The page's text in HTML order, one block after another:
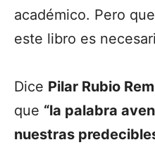
académico. Pero
este libro es
Dice Pilar Rubio
que “la palabra
nuestras